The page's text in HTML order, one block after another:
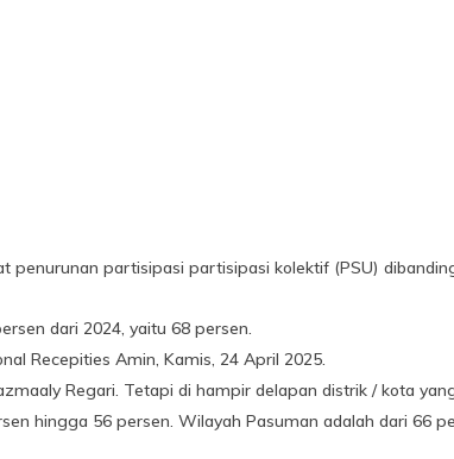
penurunan partisipasi partisipasi kolektif (PSU)
dari 2024, yaitu 68 persen.
Recepities Amin, Kamis, 24 April 2025.
Regari. Tetapi di hampir delapan distrik / kota
hingga 56 persen. Wilayah Pasuman adalah dari 66